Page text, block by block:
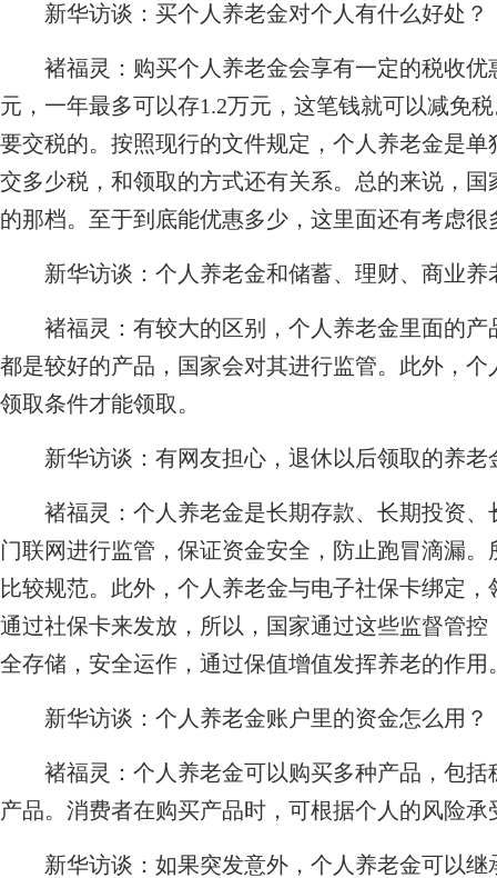
新华访谈：买个人养老金对个人有什么好处？
褚福灵： 购买个人养老金会享有一定的税收
元，一年最多可以存1.2万元，这笔钱就可以减免
要交税的。按照现行的文件规定，个人养老金是
交多少税，和领取的方式还有关系。总的来说，
的那档。至于到底能优惠多少，这里面还有考虑很
新华访谈：个人养老金和储蓄、理财、商业养
褚福灵： 有较大的区别，个人养老金里面的
都是较好的产品，国家会对其进行监管。此外，
领取条件才能领取。
新华访谈：有网友担心，退休以后领取的养老
褚福灵： 个人养老金是长期存款、长期投资
门联网进行监管，保证资金安全，防止跑冒滴漏
比较规范。此外，个人养老金与电子社保卡绑定
通过社保卡来发放，所以，国家通过这些监督管
全存储，安全运作，通过保值增值发挥养老的作用
新华访谈：个人养老金账户里的资金怎么用？
褚福灵： 个人养老金可以购买多种产品，包
产品。消费者在购买产品时，可根据个人的风险
新华访谈：如果突发意外，个人养老金可以继